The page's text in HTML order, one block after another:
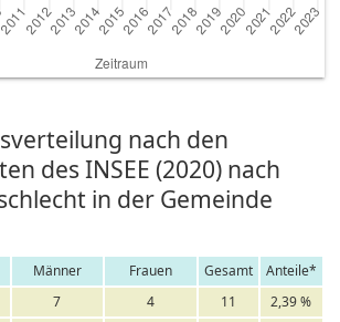
nach den
des INSEE (2020) nach
in der Gemeinde
Männer Frauen Gesamt
Anteile*
7 4 11
2,39 %